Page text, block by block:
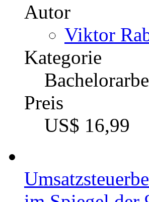
Autor
Viktor
Kategorie
Preis
US$ 16,99